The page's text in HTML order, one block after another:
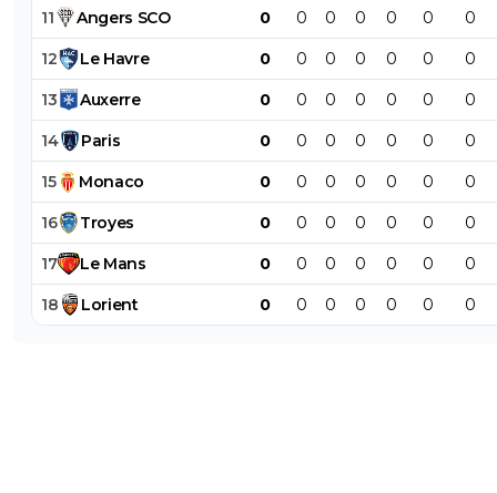
11 Angers SCO 0 0 0 0 0 0 0
12 Le Havre 0 0 0 0 0 0 0
13 Auxerre 0 0 0 0 0 0 0
14 Paris 0 0 0 0 0 0 0
15 Monaco 0 0 0 0 0 0 0
16 Troyes 0 0 0 0 0 0 0
17 Le Mans 0 0 0 0 0 0 0
18 Lorient 0 0 0 0 0 0 0